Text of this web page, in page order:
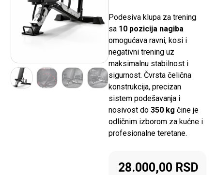
Podesiva klupa za trening
sa 10 pozicija nagiba
omogućava ravni, kosi i
negativni trening uz
maksimalnu stabilnost i
sigurnost. Čvrsta čelična
konstrukcija, precizan
sistem podešavanja i
nosivost do 350 kg čine je
odličnim izborom za kućne i
profesionalne teretane.
28.000,00 RSD